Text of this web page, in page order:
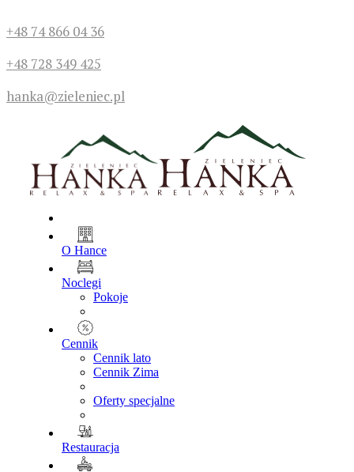
+48 74 866 04 36
+48 728 349 425
hanka@zieleniec.pl
O Hance
Noclegi
Pokoje
Cennik
Cennik lato
Cennik Zima
Oferty specjalne
Restauracja